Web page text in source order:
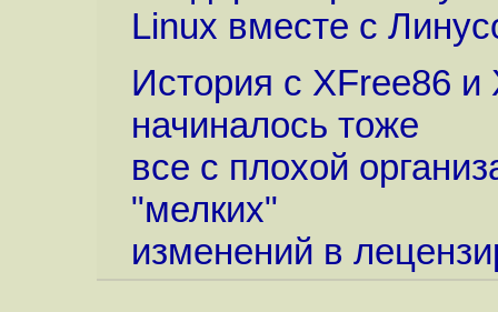
Linux вместе с
История с XFree86
начиналось тоже
все с плохой
"мелких"
изменений в